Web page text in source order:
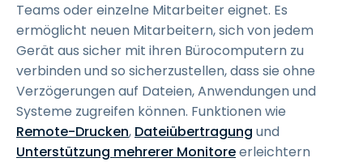
Teams oder einzelne Mitarbeiter eignet. Es
ermöglicht neuen Mitarbeitern, sich von jedem
Gerät aus sicher mit ihren Bürocomputern zu
verbinden und so sicherzustellen, dass sie ohne
Verzögerungen auf Dateien, Anwendungen und
Systeme zugreifen können. Funktionen wie
Remote-Drucken, Dateiübertragung und
Unterstützung mehrerer Monitoreerleichtern